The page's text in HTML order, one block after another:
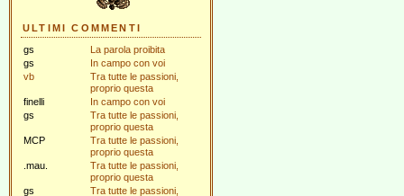
ULTIMI COMMENTI
gs
La parola proibita
gs
In campo con voi
vb
Tra tutte le passioni,
proprio questa
finelli
In campo con voi
gs
Tra tutte le passioni,
proprio questa
MCP
Tra tutte le passioni,
proprio questa
.mau.
Tra tutte le passioni,
proprio questa
gs
Tra tutte le passioni,